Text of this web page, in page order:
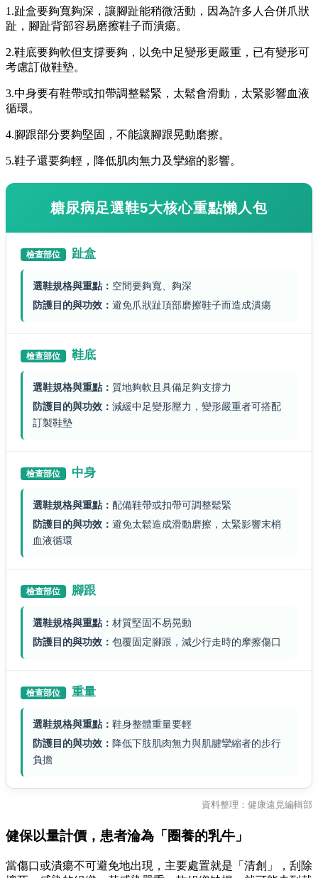
1.趾盒要夠寬夠深，讓腳趾能稍微活動，因為許多人合併爪狀
趾，腳趾背部容易磨擦鞋子而潰瘍。
2.鞋底要夠軟但支撐要夠，以免中足變形更嚴重，已有變形可
考慮訂做鞋墊。
3.中身要有鞋帶或扣帶調整鬆緊，太鬆會滑動，太緊影響血液
循環。
4.腳跟部分要夠堅固，不能讓腳跟晃動磨擦。
5.鞋子還要夠輕，降低肌肉無力及攣縮的影響。
糖尿病足選鞋5大核心重點懶人包
檢查部位 趾盒
選鞋規格與重點： 空間要夠寬、夠深
防護目的與功效： 避免爪狀趾頂部磨擦鞋子而造成潰瘍
檢查部位 鞋底
選鞋規格與重點： 質地夠軟且具備足夠支撐力
防護目的與功效： 減緩中足變形壓力，變形嚴重者可搭配
訂製鞋墊
檢查部位 中身
選鞋規格與重點： 配備鞋帶或扣帶可調整鬆緊
防護目的與功效： 避免太鬆造成滑動磨擦，太緊影響末梢
血液循環
檢查部位 腳跟
選鞋規格與重點： 材質堅固不易晃動
防護目的與功效： 包覆固定腳跟，減少行走時的摩擦傷口
檢查部位 重量
選鞋規格與重點： 鞋身整體重量要輕
防護目的與功效： 降低下肢肌肉無力與肌腱攣縮者的步行
負擔
資料整理：健康遠見編輯部
健保以量計價，患者淪為「圈養的乳牛」
當傷口或潰瘍不可避免地出現，主要處置就是「清創」，刮除